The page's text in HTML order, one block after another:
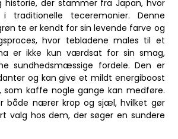
historie, der stammer fra Japan, hvor
teceremonier. Denne
te er kendt for sin levende farve og
hvor tebladene males til et
er ikke kun værdsat for sin smag,
sundhedsmæssige fordele. Den er
og kan give et mildt energiboost
som kaffe nogle gange kan medføre.
både nærer krop og sjæl, hvilket gør
valg hos dem, der søger en sundere